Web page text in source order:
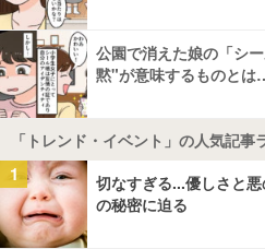
公園で消えた娘の「シ
黙"が意味するものと
「トレンド・イベント」の人気記事
1
切なすぎる...優しさと
の秘密に迫る